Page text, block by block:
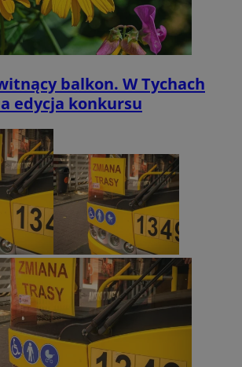
balkon. W Tychach
edycja konkursu